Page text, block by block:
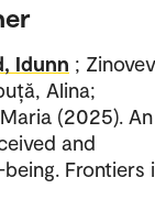
Idunn ;
Alina;
(2025). An
and
Frontiers